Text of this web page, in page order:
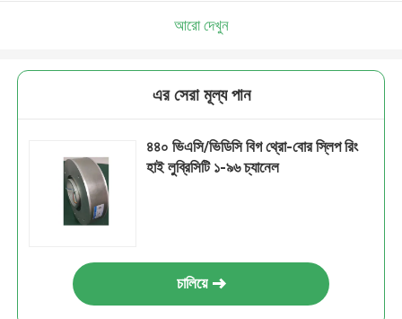
আরো দেখুন
এর সেরা মূল্য পান
৪৪০ ভিএসি/ভিডিসি বিগ থ্রো-বোর স্লিপ রিং
হাই লুব্রিসিটি ১-৯৬ চ্যানেল
চালিয়ে